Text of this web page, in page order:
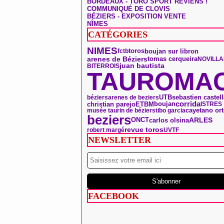
COMMUNIQUÉ DE CLOVIS
BÉZIERS - EXPOSITION VENTE
NÎMES
CATÉGORIES
NIMESfctbtorosboujan sur libron
arenes de Bézierstomas cerqueira
BITERROISjuan bautista
béziersarenes de beziersUTBsebastien
christian parejoETBM boujancorridaISTRES
musée taurin de bézierstibo garciacayetano
beziersONCTcarlos olsinaARLES
robert margérevue torosUVTF
NEWSLETTER
FACEBOOK